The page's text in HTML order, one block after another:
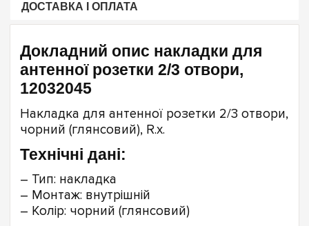
ДОСТАВКА І ОПЛАТА
Докладний опис накладки для
антенної розетки 2/3 отвори,
12032045
Накладка для антенної розетки 2/3 отвори,
чорний (глянсовий), R.х.
Технічні дані:
– Тип: накладка
– Монтаж: внутрішній
– Колір: чорний (глянсовий)